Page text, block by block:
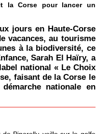
la Corse pour lancer un
jours en Haute-Corse
vacances, au tourisme
à la biodiversité, ce
Sarah El Haïry, a
national « Le Choix
faisant de la Corse le
nationale en